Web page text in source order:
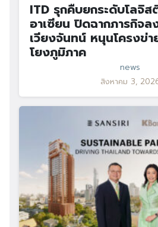
ITD รุกคืบยกระดับโลจิส
อาเซียน ปิดฉากภารกิจ
เวียงจันทน์ หนุนโครงข่า
โยงภูมิภาค
news
สิงหาคม 3,